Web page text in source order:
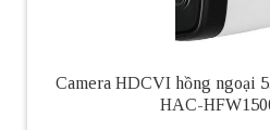
Camera HDCVI hồng ngoại
HAC-